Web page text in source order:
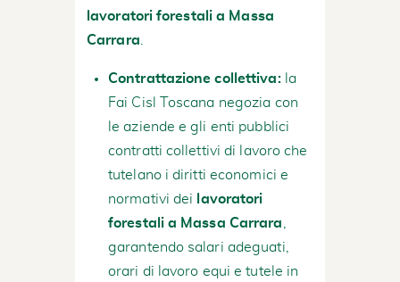
lavoratori forestali a Massa
Carrara
Contrattazione collettiva:la
Fai Cisl Toscana negozia con
le aziende e gli enti pubblici
contratti collettivi di lavoro che
tutelano i diritti economici e
normativi dei
lavoratori
forestali a Massa Carrara
garantendo salari adeguati,
orari di lavoro equi e tutele in